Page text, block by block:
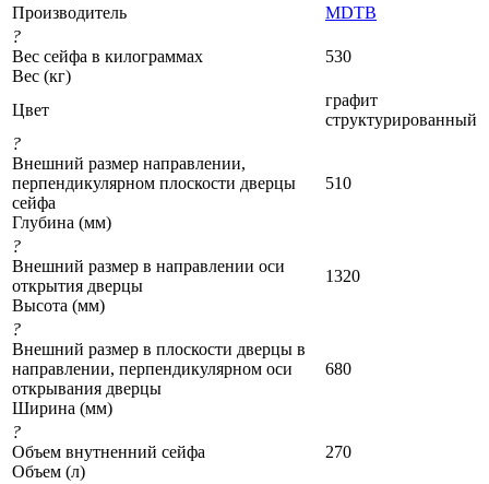
Производитель
MDTB
?
Вес сейфа в килограммах
Вес (кг)
530
Цвет
графит
структурированный
?
Внешний размер направлении,
перпендикулярном плоскости дверцы
сейфа
Глубина (мм)
510
?
Внешний размер в направлении оси
открытия дверцы
Высота (мм)
1320
?
Внешний размер в плоскости дверцы в
направлении, перпендикулярном оси
открывания дверцы
Ширина (мм)
680
?
Объем внутненний сейфа
Объем (л)
270